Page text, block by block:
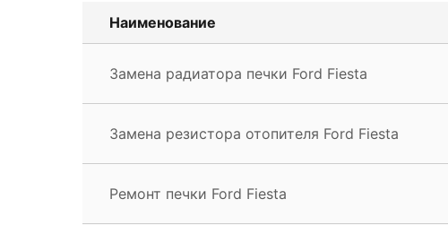
Наименование
Замена радиатора печки Ford Fiesta
Замена резистора отопителя Ford Fiesta
Ремонт печки Ford Fiesta